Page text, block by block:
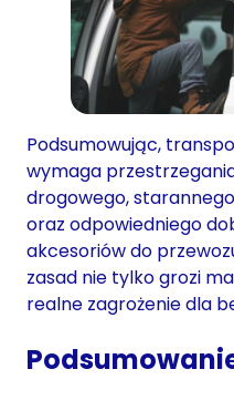
Podsumowując,
wymaga
drogowego,
oraz odpowiedniego
akcesoriów do
zasad nie tylko grozi
realne zagrożenie dla